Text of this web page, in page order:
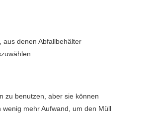
aus denen Abfallbehälter
zu benutzen, aber sie können
mehr Aufwand, um den Müll